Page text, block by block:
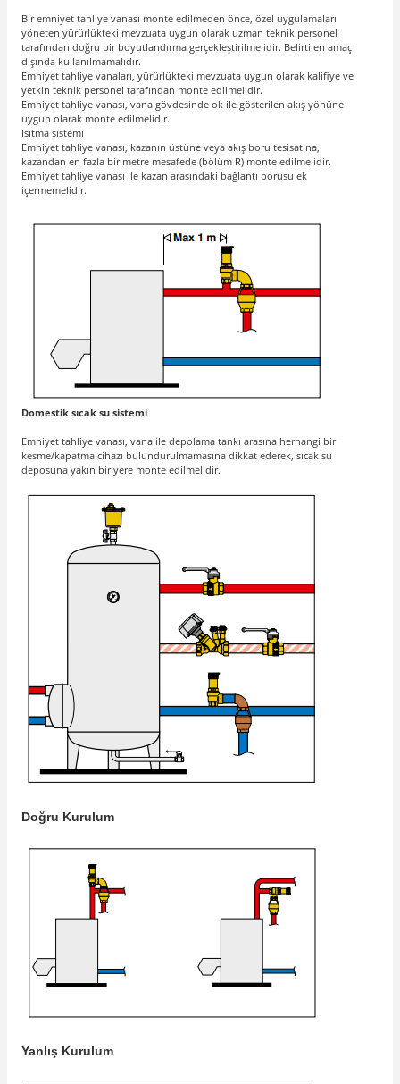
Bir emniyet tahliye vanası monte edilmeden önce, özel uygulamaları
yöneten yürürlükteki mevzuata uygun olarak uzman teknik personel
tarafından doğru bir boyutlandırma gerçekleştirilmelidir. Belirtilen amaç
dışında kullanılmamalıdır.
Emniyet tahliye vanaları, yürürlükteki mevzuata uygun olarak kalifiye ve
yetkin teknik personel tarafından monte edilmelidir.
Emniyet tahliye vanası, vana gövdesinde ok ile gösterilen akış yönüne
uygun olarak monte edilmelidir.
Isıtma sistemi
Emniyet tahliye vanası, kazanın üstüne veya akış boru tesisatına,
kazandan en fazla bir metre mesafede (bölüm R) monte edilmelidir.
Emniyet tahliye vanası ile kazan arasındaki bağlantı borusu ek
içermemelidir.
Domestik sıcak su sistemi
Emniyet tahliye vanası, vana ile depolama tankı arasına herhangi bir
kesme/kapatma cihazı bulundurulmamasına dikkat ederek, sıcak su
deposuna yakın bir yere monte edilmelidir.
Doğru Kurulum
Yanlış Kurulum